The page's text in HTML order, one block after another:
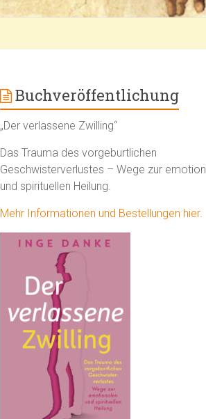
Buchveröffentlichung
„Der verlassene Zwilling“
Das Trauma des vorgeburtlichen
Geschwisterverlustes – Wege zur
und spirituellen Heilung.
Mehr Informationen und Bestellungen hier.